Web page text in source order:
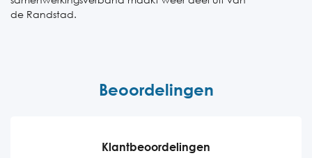
de Randstad.
Beoordelingen
Klantbeoordelingen